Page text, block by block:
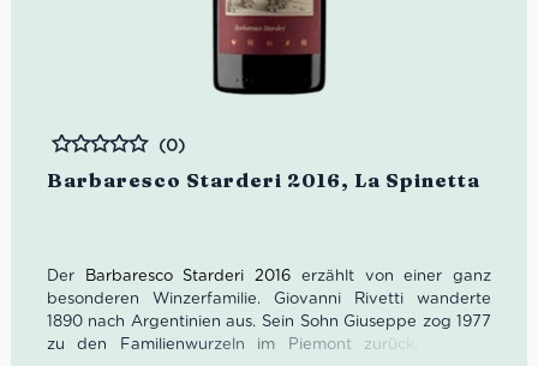
Barbaresco Starderi 2016, La Spinetta
Bewertet
(0)
Der Barbaresco Starderi 2016 erzählt von einer ganz
besonderen Winzerfamilie. Giovanni Rivetti wanderte
1890 nach Argentinien aus. Sein Sohn Giuseppe zog 1977
zu den Familienwurzeln im Piemont zurück, um die